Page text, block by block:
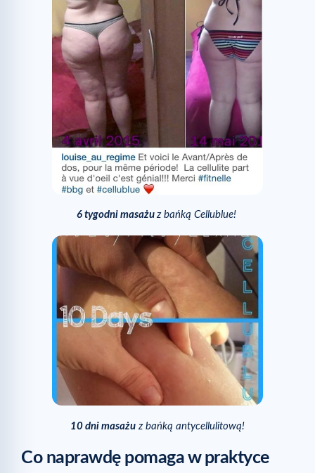
6 tygodni masażu z bańką Cellublue!
10 dni masażu z bańką antycellulitową!
Co naprawdę pomaga w praktyce